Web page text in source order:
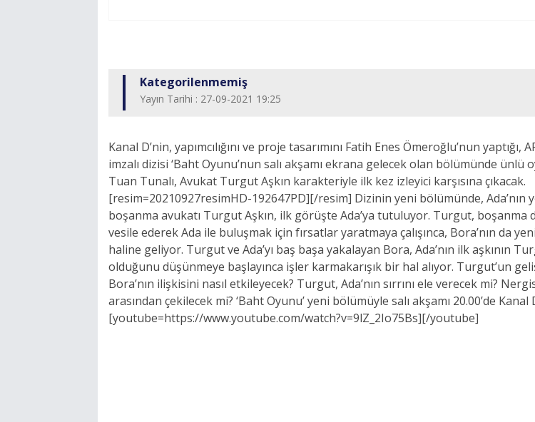
Kategorilenmemiş
Yayın Tarihi : 27-09-2021 19:25
Kanal D’nin, yapımcılığını ve proje tasarımını Fatih Enes Ömeroğlu’nun yaptığı,
imzalı dizisi ‘Baht Oyunu’nun salı akşamı ekrana gelecek olan bölümünde ünlü
Tuan Tunalı, Avukat Turgut Aşkın karakteriyle ilk kez izleyici karşısına çıkacak.
[resim=20210927resimHD-192647PD][/resim] Dizinin yeni bölümünde, Ada’nın
boşanma avukatı Turgut Aşkın, ilk görüşte Ada’ya tutuluyor. Turgut, boşanma
vesile ederek Ada ile buluşmak için fırsatlar yaratmaya çalışınca, Bora’nın da
haline geliyor. Turgut ve Ada’yı baş başa yakalayan Bora, Ada’nın ilk aşkının
olduğunu düşünmeye başlayınca işler karmakarışık bir hal alıyor. Turgut’un
Bora’nın ilişkisini nasıl etkileyecek? Turgut, Ada’nın sırrını ele verecek mi?
arasından çekilecek mi? ‘Baht Oyunu’ yeni bölümüyle salı akşamı 20.00’de Kanal
[youtube=https://www.youtube.com/watch?v=9lZ_2Io75Bs][/youtube]